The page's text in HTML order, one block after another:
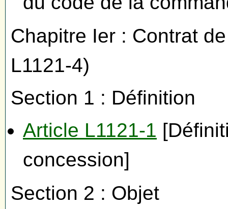
Chapitre Ier : Contrat
L1121-4)
Section 1 : Définition
Article L1121-1
concession]
Section 2 : Objet